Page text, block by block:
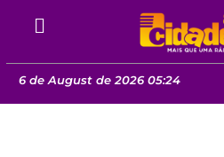
6 de August de 2026 05:24